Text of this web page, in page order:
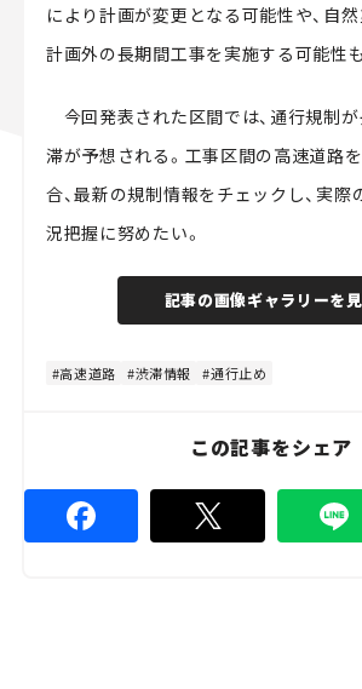
により計画が変更となる可能性や、自
計画外の長期間工事を実施する可能性
今回発表された区間では、通行規制
滞が予想される。工事区間の高速道路
合、最新の規制情報をチェックし、実際
況把握に努めたい。
記事の画像ギャラリーを
高速道路 渋滞情報 通行止め
この記事をシェア